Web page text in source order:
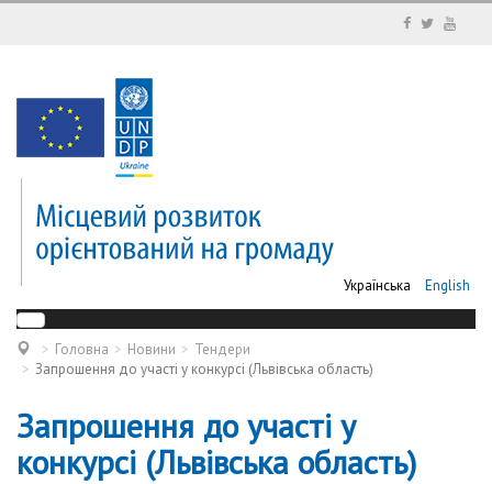
Українська English
Головна Новини
Тендери
Запрошення до участі у конкурсі (Львівська область)
Запрошення до участі у
конкурсі (Львівська область)